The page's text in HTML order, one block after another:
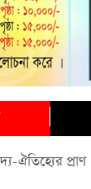
ঐতিহ্যের